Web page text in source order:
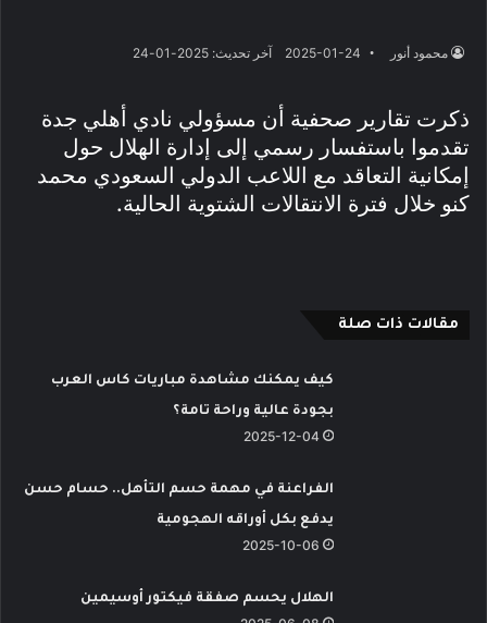
محمود أنور 2025-01-24 آخر تحديث: 2025-01-24
ذكرت تقارير صحفية أن مسؤولي نادي أهلي جدة
تقدموا باستفسار رسمي إلى إدارة الهلال حول
إمكانية التعاقد مع اللاعب الدولي السعودي محمد
كنو خلال فترة الانتقالات الشتوية الحالية.
مقالات ذات صلة
كيف يمكنك مشاهدة مباريات كاس العرب
بجودة عالية وراحة تامة؟
2025-12-04
الفراعنة في مهمة حسم التأهل.. حسام حسن
يدفع بكل أوراقه الهجومية
2025-10-06
الهلال يحسم صفقة فيكتور أوسيمين